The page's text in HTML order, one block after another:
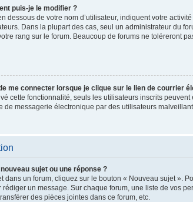
puis-je le modifier ?
dessous de votre nom d’utilisateur, indiquent votre
Dans la plupart des cas, seul un administrateur du
rang sur le forum. Beaucoup de forums ne toléreront
me connecter lorsque je clique sur le lien de courrier
cette fonctionnalité, seuls les utilisateurs inscrits
de messagerie électronique par des utilisateurs
sujet ou une réponse ?
dans un forum, cliquez sur le bouton « Nouveau sujet ».
rédiger un message. Sur chaque forum, une liste de vos
des pièces jointes dans ce forum, etc.